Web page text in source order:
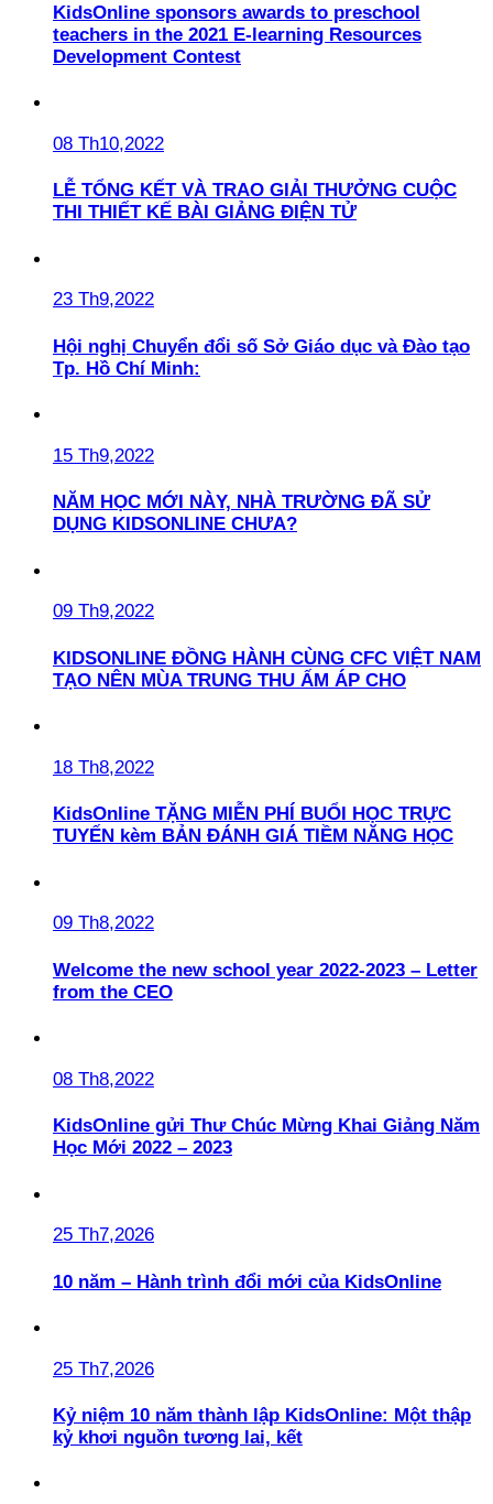
KidsOnline sponsors awards to preschool
teachers in the 2021 E-learning Resources
Development Contest
08 Th10,2022
LỄ TỔNG KẾT VÀ TRAO GIẢI THƯỞNG CUỘC
THI THIẾT KẾ BÀI GIẢNG ĐIỆN TỬ
23 Th9,2022
Hội nghị Chuyển đổi số Sở Giáo dục và Đào tạo
Tp. Hồ Chí Minh:
15 Th9,2022
NĂM HỌC MỚI NÀY, NHÀ TRƯỜNG ĐÃ SỬ
DỤNG KIDSONLINE CHƯA?
09 Th9,2022
KIDSONLINE ĐỒNG HÀNH CÙNG CFC VIỆT NAM
TẠO NÊN MÙA TRUNG THU ẤM ÁP CHO
18 Th8,2022
KidsOnline TẶNG MIỄN PHÍ BUỔI HỌC TRỰC
TUYẾN kèm BẢN ĐÁNH GIÁ TIỀM NĂNG HỌC
09 Th8,2022
Welcome the new school year 2022-2023 – Letter
from the CEO
08 Th8,2022
KidsOnline gửi Thư Chúc Mừng Khai Giảng Năm
Học Mới 2022 – 2023
25 Th7,2026
10 năm – Hành trình đổi mới của KidsOnline
25 Th7,2026
Kỷ niệm 10 năm thành lập KidsOnline: Một thập
kỷ khơi nguồn tương lai, kết